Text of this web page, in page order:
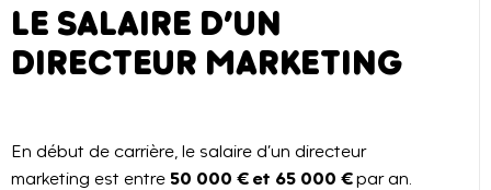
LE SALAIRE D’UN
DIRECTEUR MARKETING
En début de carrière, le salaire d’un directeur
marketing est entre 50 000 € et 65 000 €par an.